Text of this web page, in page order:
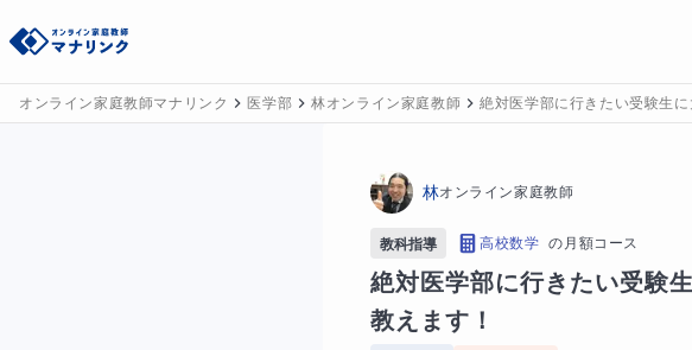
オンライン家庭教師マナリンク 医学部 林オンライン家庭教師 絶対医学部に行きたい受験生
林オンライン家庭教師
教科指導 高校数学 の 月額コース
絶対医学部に行きたい受験
教えます！